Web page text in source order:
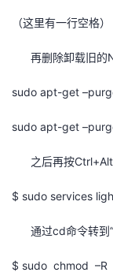
（这里有一行空格）
再删除卸载旧的
sudo apt-get
sudo apt-get
之后再按
$ sudo services
通过cd命令转到
$ sudo chmod –R